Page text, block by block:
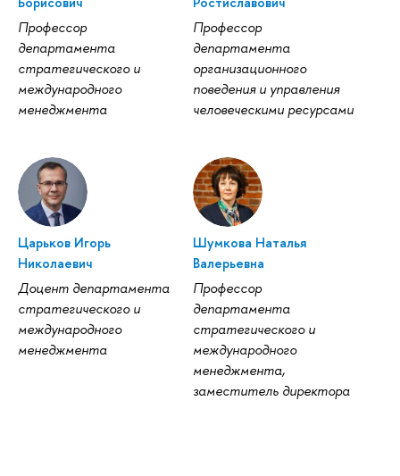
Профессор
департамента
стратегического и
международного
менеджмента
Профессор
департамента
организационного
поведения и управления
человеческими ресурсами
Царьков Игорь
Николаевич
Доцент департамента
стратегического и
международного
менеджмента
Шумкова Наталья
Валерьевна
Профессор
департамента
стратегического и
международного
менеджмента,
заместитель директора